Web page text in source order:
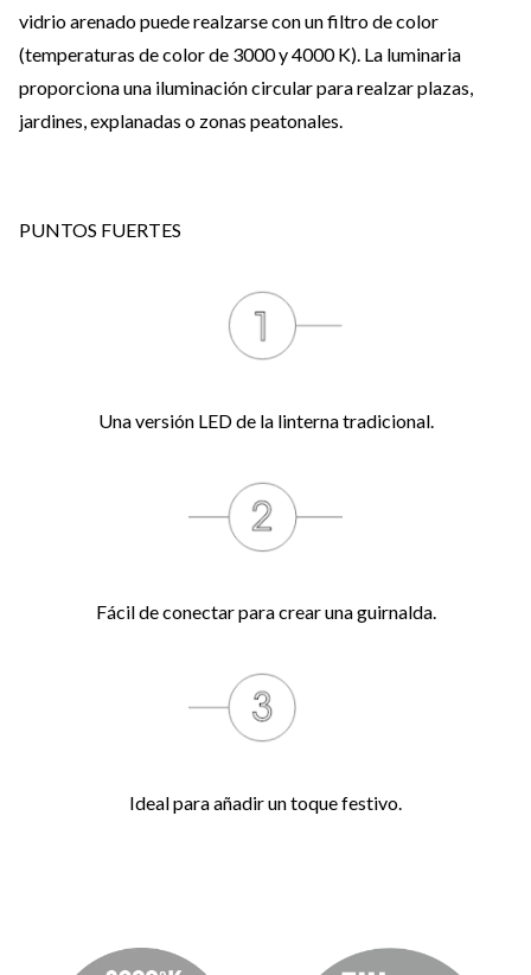
vidrio arenado puede realzarse con un filtro de color
(temperaturas de color de 3000 y 4000 K). La luminaria
proporciona una iluminación circular para realzar plazas,
jardines, explanadas o zonas peatonales.
PUNTOS FUERTES
Una versión LED de la linterna tradicional.
Fácil de conectar para crear una guirnalda.
Ideal para añadir un toque festivo.